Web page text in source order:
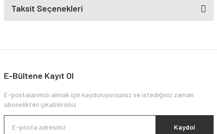
Taksit Seçenekleri
E-Bültene Kayıt Ol
E-postalarımızı almak için kaydoluyorsunuz ve istediğiniz zaman
abonelikten çıkabilirsiniz.
Kaydol